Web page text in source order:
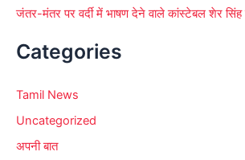
जंतर-मंतर पर वर्दी में भाषण देने वाले कांस्टेबल शेर सिंह
Categories
Tamil News
Uncategorized
अपनी बात